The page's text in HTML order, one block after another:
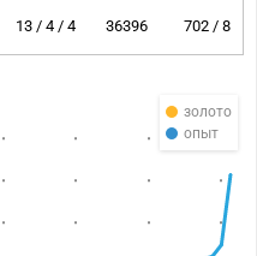
13 / 4 / 4 36396 702 / 8
золото
опыт